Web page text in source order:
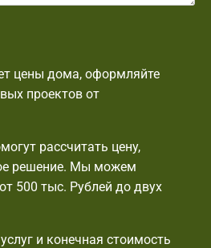
цены дома, оформляйте
проектов от
рассчитать цену,
решение. Мы можем
500 тыс. Рублей до двух
и конечная стоимость